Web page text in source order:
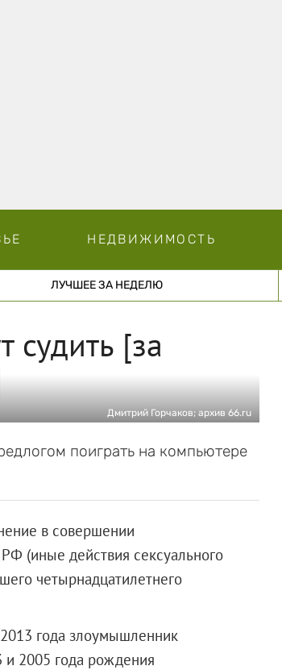
НЕДВИЖИМОСТЬ
ЛУЧШЕЕ ЗА НЕДЕЛЮ
судить [за
Дмитрий Горчаков; архив 66.ru
поиграть на компьютере
в совершении
(иные действия сексуального
четырнадцатилетнего
года злоумышленник
и 2005 года рождения